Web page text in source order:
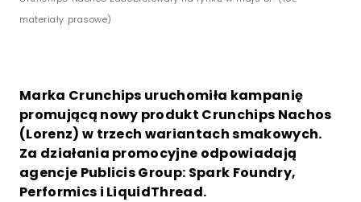
materiały prasowe)
Marka Crunchips uruchomiła kampanię
promującą nowy produkt Crunchips Nachos
(Lorenz) w trzech wariantach smakowych.
Za działania promocyjne odpowiadają
agencje Publicis Group: Spark Foundry,
Performics i LiquidThread.